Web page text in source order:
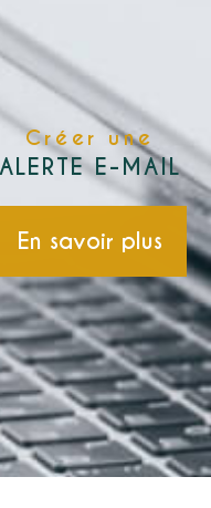
Créer une
ALERTE E-MAIL
En savoir plus